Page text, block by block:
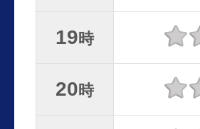
19時
20時